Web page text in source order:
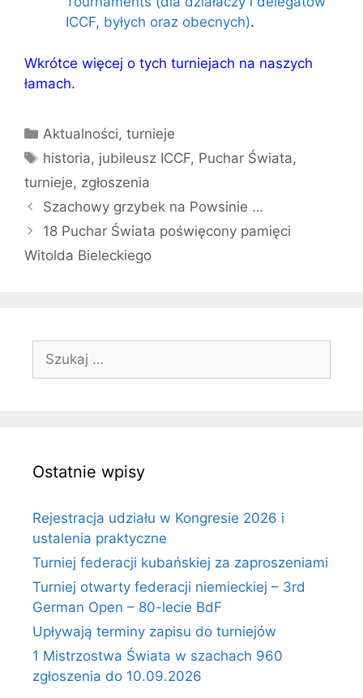
ICCF, byłych oraz obecnych).
Wkrótce więcej o tych turniejach na naszych
łamach.
Kategorie
Aktualności,turnieje
Tagi
historia, jubileusz ICCF, Puchar Świata,
turnieje, zgłoszenia
Szachowy grzybek na Powsinie …
18 Puchar Świata poświęcony pamięci
Witolda Bieleckiego
Ostatnie wpisy
Rejestracja udziału w Kongresie 2026 i
ustalenia praktyczne
Turniej federacji kubańskiej za zaproszeniami
Turniej otwarty federacji niemieckiej – 3rd
German Open – 80-lecie BdF
Upływają terminy zapisu do turniejów
1 Mistrzostwa Świata w szachach 960
zgłoszenia do 10.09.2026